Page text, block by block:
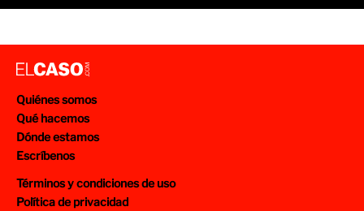
Quiénes somos
Qué hacemos
Dónde estamos
Escríbenos
Términos y condiciones de uso
Política de privacidad